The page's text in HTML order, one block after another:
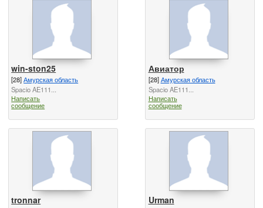
win-ston25
[28]Амурская область
Spacio AE111...
Написать
сообщение
Авиатор
[28]Амурская область
Spacio AE111...
Написать
сообщение
tronnar Urman